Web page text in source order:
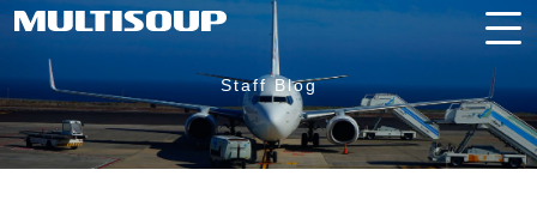
Staff Blog